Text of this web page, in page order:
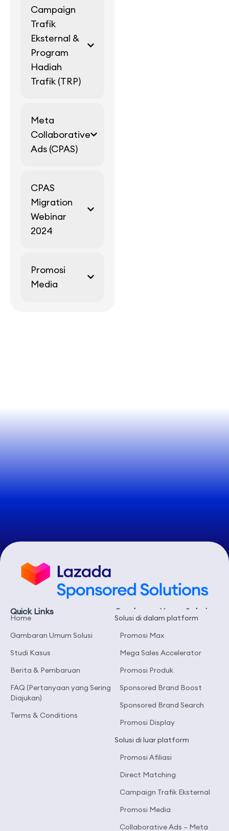
Campaign
Trafik
Eksternal &
Program
Hadiah
Trafik (TRP)
Meta
Collaborative
Ads (CPAS)
CPAS
Migration
Webinar
2024
Promosi
Media
Quick Links
Home
Gambaran Umum Solusi
Studi Kasus
Berita & Pembaruan
FAQ (Pertanyaan yang Sering
Diajukan)
Terms & Conditions
Gambaran Umum Solusi
Solusi di dalam platform
Promosi Max
Mega Sales Accelerator
Promosi Produk
Sponsored Brand Boost
Sponsored Brand Search
Promosi Display
Solusi di luar platform
Promosi Afiliasi
Direct Matching
Campaign Trafik Eksternal
Promosi Media
Collaborative Ads – Meta